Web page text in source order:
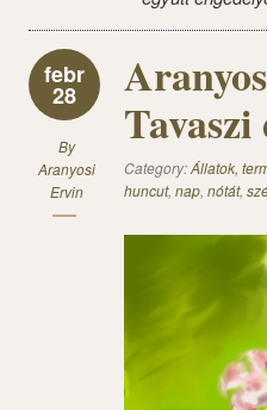
febr
28
By
Aranyosi
Ervin
Category:Állatok,
huncut, nap, nótát,